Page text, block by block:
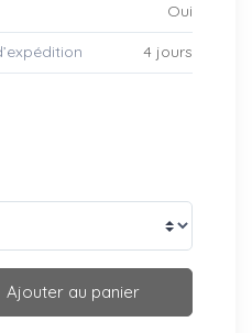
Oui
4 jours
Ajouter au panier